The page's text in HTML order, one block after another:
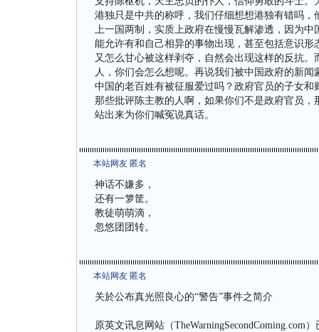
港独只是中共的称呼，我们仔细想想港独有错吗
上一国两制，实质上政府在慢慢瓦解渗透，因为
能允许有和自己相异的事物出现，甚至包括意识
又怎么甘心被这样剥夺，自然会出现这样的反抗
人，你们会怎么想呢。再说我们被中国政府的新
中国的老百姓有被征服爱过吗？政府官员的子女
那些批评陈主教的人啊，如果你们不是政府官员
站出来为你们喊冤说真话。
本站网友 匿名
神话不嫌多，
还有一箩筐。
教徒萌萌滴，
忽悠团团转。
本站网友 匿名
关於公布真光照良心的“警告”事件之简介
原英文讯息网站（